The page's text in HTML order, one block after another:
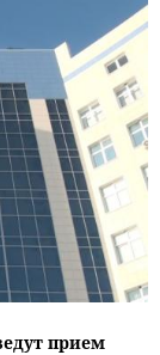
прием